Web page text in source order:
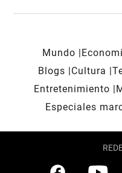
Mundo
Blogs
Cultura
Entretenimiento
Especiales